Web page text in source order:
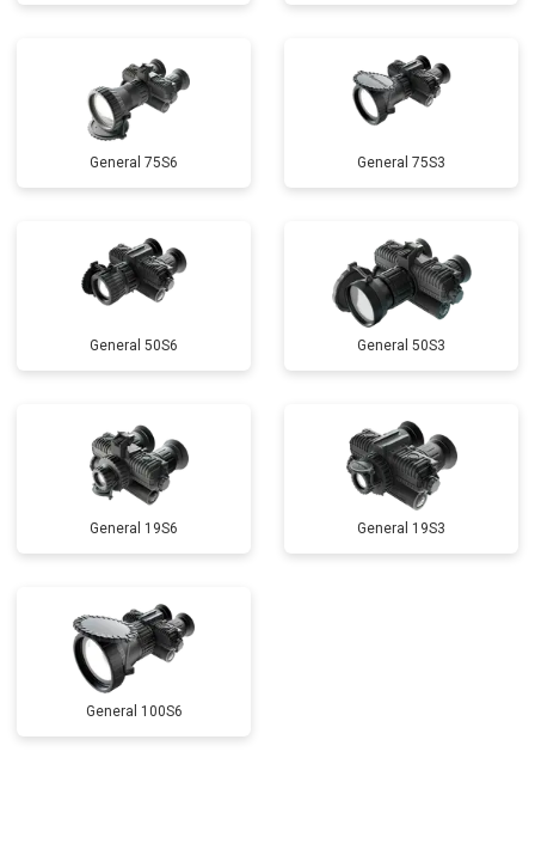
General 75S6 General 75S3
General 50S6 General 50S3
General 19S6 General 19S3
General 100S6